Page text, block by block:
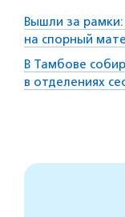
Вышли за
на спорный
В Тамбове
в отделениях